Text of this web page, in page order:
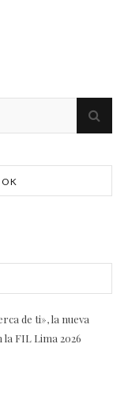
de ti», la nueva
FIL Lima 2026